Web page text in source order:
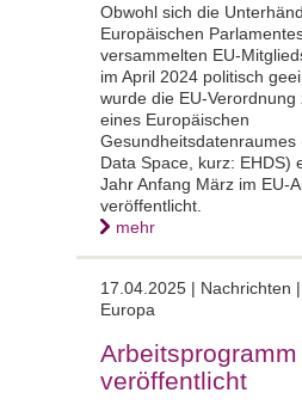
Obwohl sich die
Europäischen
versammelten EU-
im April 2024 politisch
wurde die EU-Verordnung
eines Europäischen
Gesundheitsdatenraumes
Data Space, kurz: EHDS)
Jahr Anfang März im EU-
veröffentlicht.
mehr
17.04.2025 | Nachrichten
Europa
veröffentlicht